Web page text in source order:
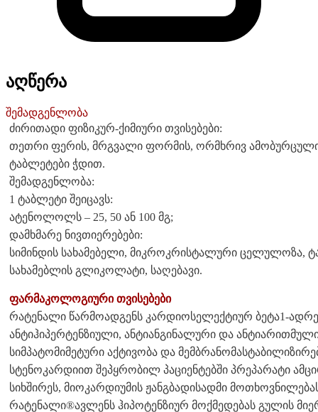
აღწერა
შემადგენლობა
ძირითადი ფიზიკურ-ქიმიური თვისებები:
თეთრი ფერის, მრგვალი ფორმის, ორმხრივ ამობურცული
ტაბლეტები ჭდით.
შემადგენლობა:
1 ტაბლეტი შეიცავს:
ატენოლოლს – 25, 50 ან 100 მგ;
დამხმარე ნივთიერებები:
სიმინდის სახამებელი, მიკროკრისტალური ცელულოზა,
სახამებლის გლიკოლატი, საღებავი.
ფარმაკოლოგიური თვისებები
რატენალი წარმოადგენს კარდიოსელექტიურ ბეტა1-
ანტიჰიპერტენზიული, ანტიანგინალური და ანტიარითმული
სიმპატომიმეტური აქტივობა და
სტენოკარდიით შეპყრობილ პაციენტებში პრეპარატი
სიხშირეს, მიოკარდიუმის ჟანგბადისადმი
რატენალი®ავლენს ჰიპოტენზიურ მოქმედებას გულის